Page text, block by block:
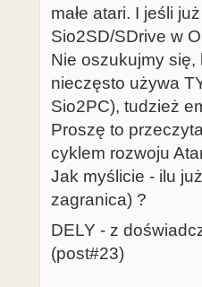
małe atari. I jeśli
Sio2SD/SDrive w
Nie oszukujmy
nieczęsto używa
Sio2PC), tudzież
Proszę to
cyklem rozwoju
Jak myślicie - ilu
zagranica) ?
DELY - z
(post#23)